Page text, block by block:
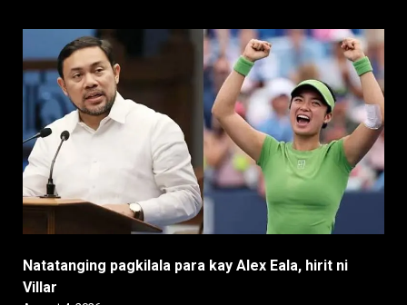
Natatanging pagkilala para kay Alex Eala, hirit ni
Villar